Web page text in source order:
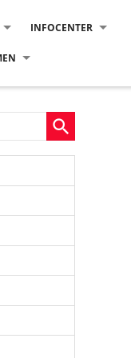
INFOCENTER